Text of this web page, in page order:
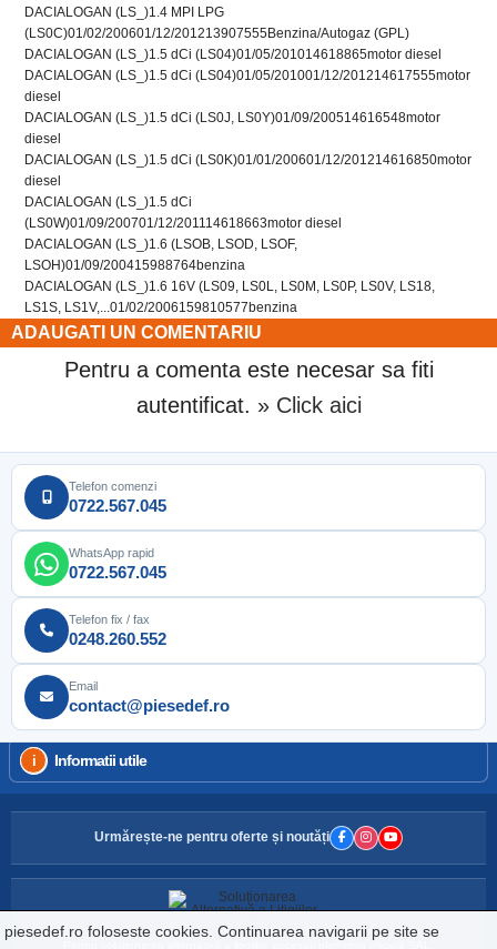
DACIALOGAN (LS_)1.4 MPI LPG
(LS0C)01/02/200601/12/201213907555Benzina/Autogaz (GPL)
DACIALOGAN (LS_)1.5 dCi (LS04)01/05/201014618865motor diesel
DACIALOGAN (LS_)1.5 dCi (LS04)01/05/201001/12/201214617555motor
diesel
DACIALOGAN (LS_)1.5 dCi (LS0J, LS0Y)01/09/200514616548motor
diesel
DACIALOGAN (LS_)1.5 dCi (LS0K)01/01/200601/12/201214616850motor
diesel
DACIALOGAN (LS_)1.5 dCi
(LS0W)01/09/200701/12/2011 14618663motor diesel
DACIALOGAN (LS_)1.6 (LSOB, LSOD, LSOF,
LSOH)01/09/200415988764benzina
DACIALOGAN (LS_)1.6 16V (LS09, LS0L, LS0M, LS0P, LS0V, LS18,
LS1S, LS1V,...01/02/2006159810577benzina
ADAUGATI UN COMENTARIU
Pentru a comenta este necesar sa fiti
autentificat. » Click aici
Telefon comenzi
0722.567.045
WhatsApp rapid
0722.567.045
Telefon fix / fax
0248.260.552
Email
contact@piesedef.ro
Informatii utile
Urmărește-ne pentru oferte și noutăți
piesedef.ro foloseste cookies. Continuarea navigarii pe site se